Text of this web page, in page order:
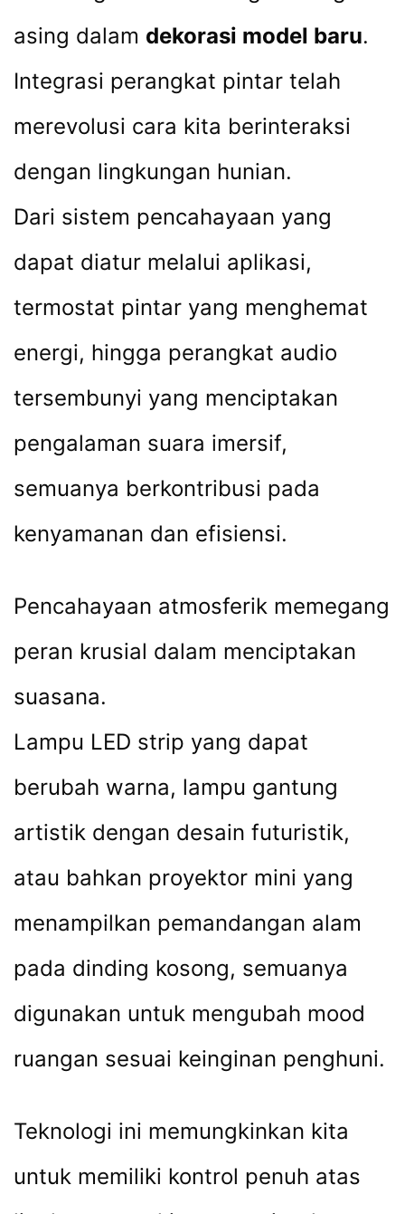
asing dalam dekorasi model baru.
Integrasi perangkat pintar telah
merevolusi cara kita berinteraksi
dengan lingkungan hunian.
Dari sistem pencahayaan yang
dapat diatur melalui aplikasi,
termostat pintar yang menghemat
energi, hingga perangkat audio
tersembunyi yang menciptakan
pengalaman suara imersif,
semuanya berkontribusi pada
kenyamanan dan efisiensi.
Pencahayaan atmosferik memegang
peran krusial dalam menciptakan
suasana.
Lampu LED strip yang dapat
berubah warna, lampu gantung
artistik dengan desain futuristik,
atau bahkan proyektor mini yang
menampilkan pemandangan alam
pada dinding kosong, semuanya
digunakan untuk mengubah mood
ruangan sesuai keinginan penghuni.
Teknologi ini memungkinkan kita
untuk memiliki kontrol penuh atas